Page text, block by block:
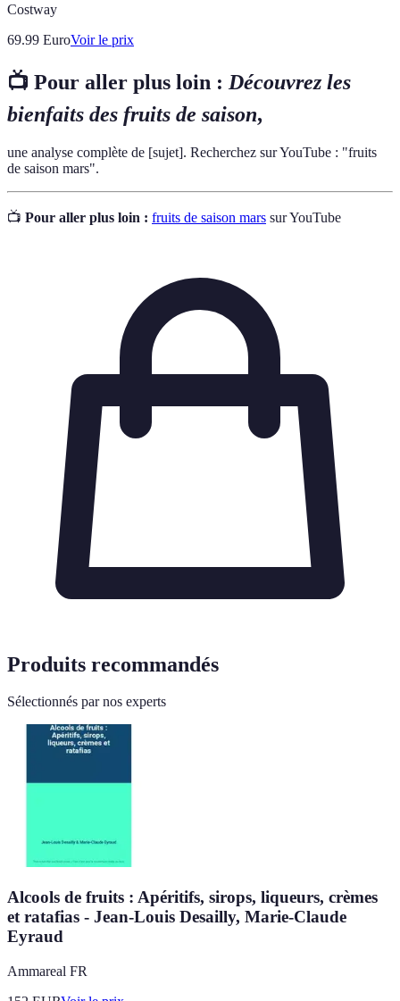
Costway
69.99 EuroVoir le prix
📺 Pour aller plus loin : Découvrez les
bienfaits des fruits de saison,
une analyse complète de [sujet]. Recherchez sur YouTube : "fruits
de saison mars".
📺 Pour aller plus loin : fruits de saison mars sur YouTube
Produits recommandés
Sélectionnés par nos experts
Alcools de fruits : Apéritifs, sirops, liqueurs, crèmes
et ratafias - Jean-Louis Desailly, Marie-Claude
Eyraud
Ammareal FR